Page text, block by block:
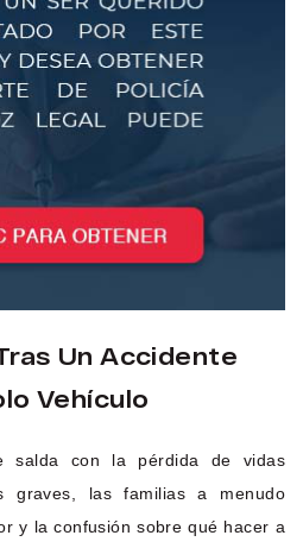
Un Accidente
Vehículo
salda con la pérdida de vidas
graves, las familias a menudo
y la confusión sobre qué hacer a